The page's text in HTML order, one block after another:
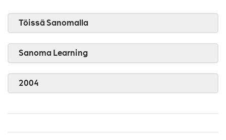
Töissä Sanomalla
Sanoma Learning
2004